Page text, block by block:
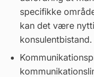
specifikke
kan det være
konsulentbistand.